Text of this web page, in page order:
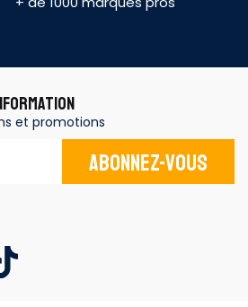
et promotions
Abonnez-vous